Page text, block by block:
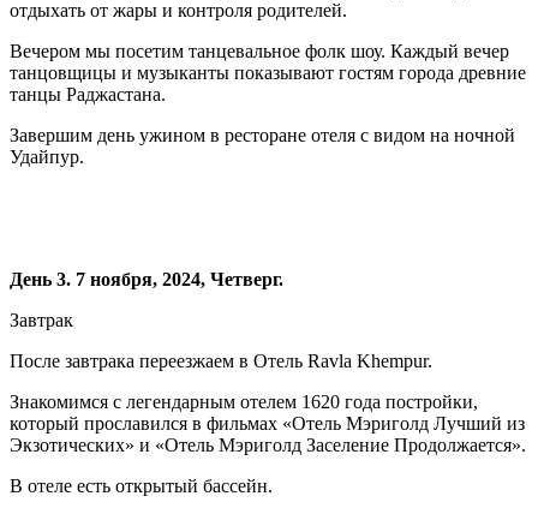
отдыхать от жары и контроля родителей.
Вечером мы посетим танцевальное фолк шоу. Каждый вечер
танцовщицы и музыканты показывают гостям города древние
танцы Раджастана.
Завершим день ужином в ресторане отеля с видом на ночной
Удайпур.
День 3. 7 ноября, 2024, Четверг.
Завтрак
После завтрака переезжаем в Отель Ravla Khempur.
Знакомимся с легендарным отелем 1620 года постройки,
который прославился в фильмах «Отель Мэриголд Лучший из
Экзотических» и «Отель Мэриголд Заселение Продолжается».
В отеле есть открытый бассейн.